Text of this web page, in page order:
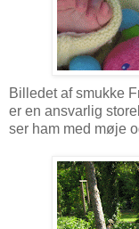
Billedet af smukke
er en ansvarlig
ser ham med møje